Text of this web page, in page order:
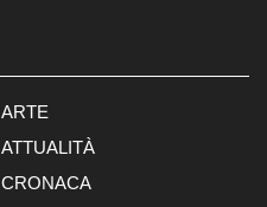
ARTE
ATTUALITÀ
CRONACA